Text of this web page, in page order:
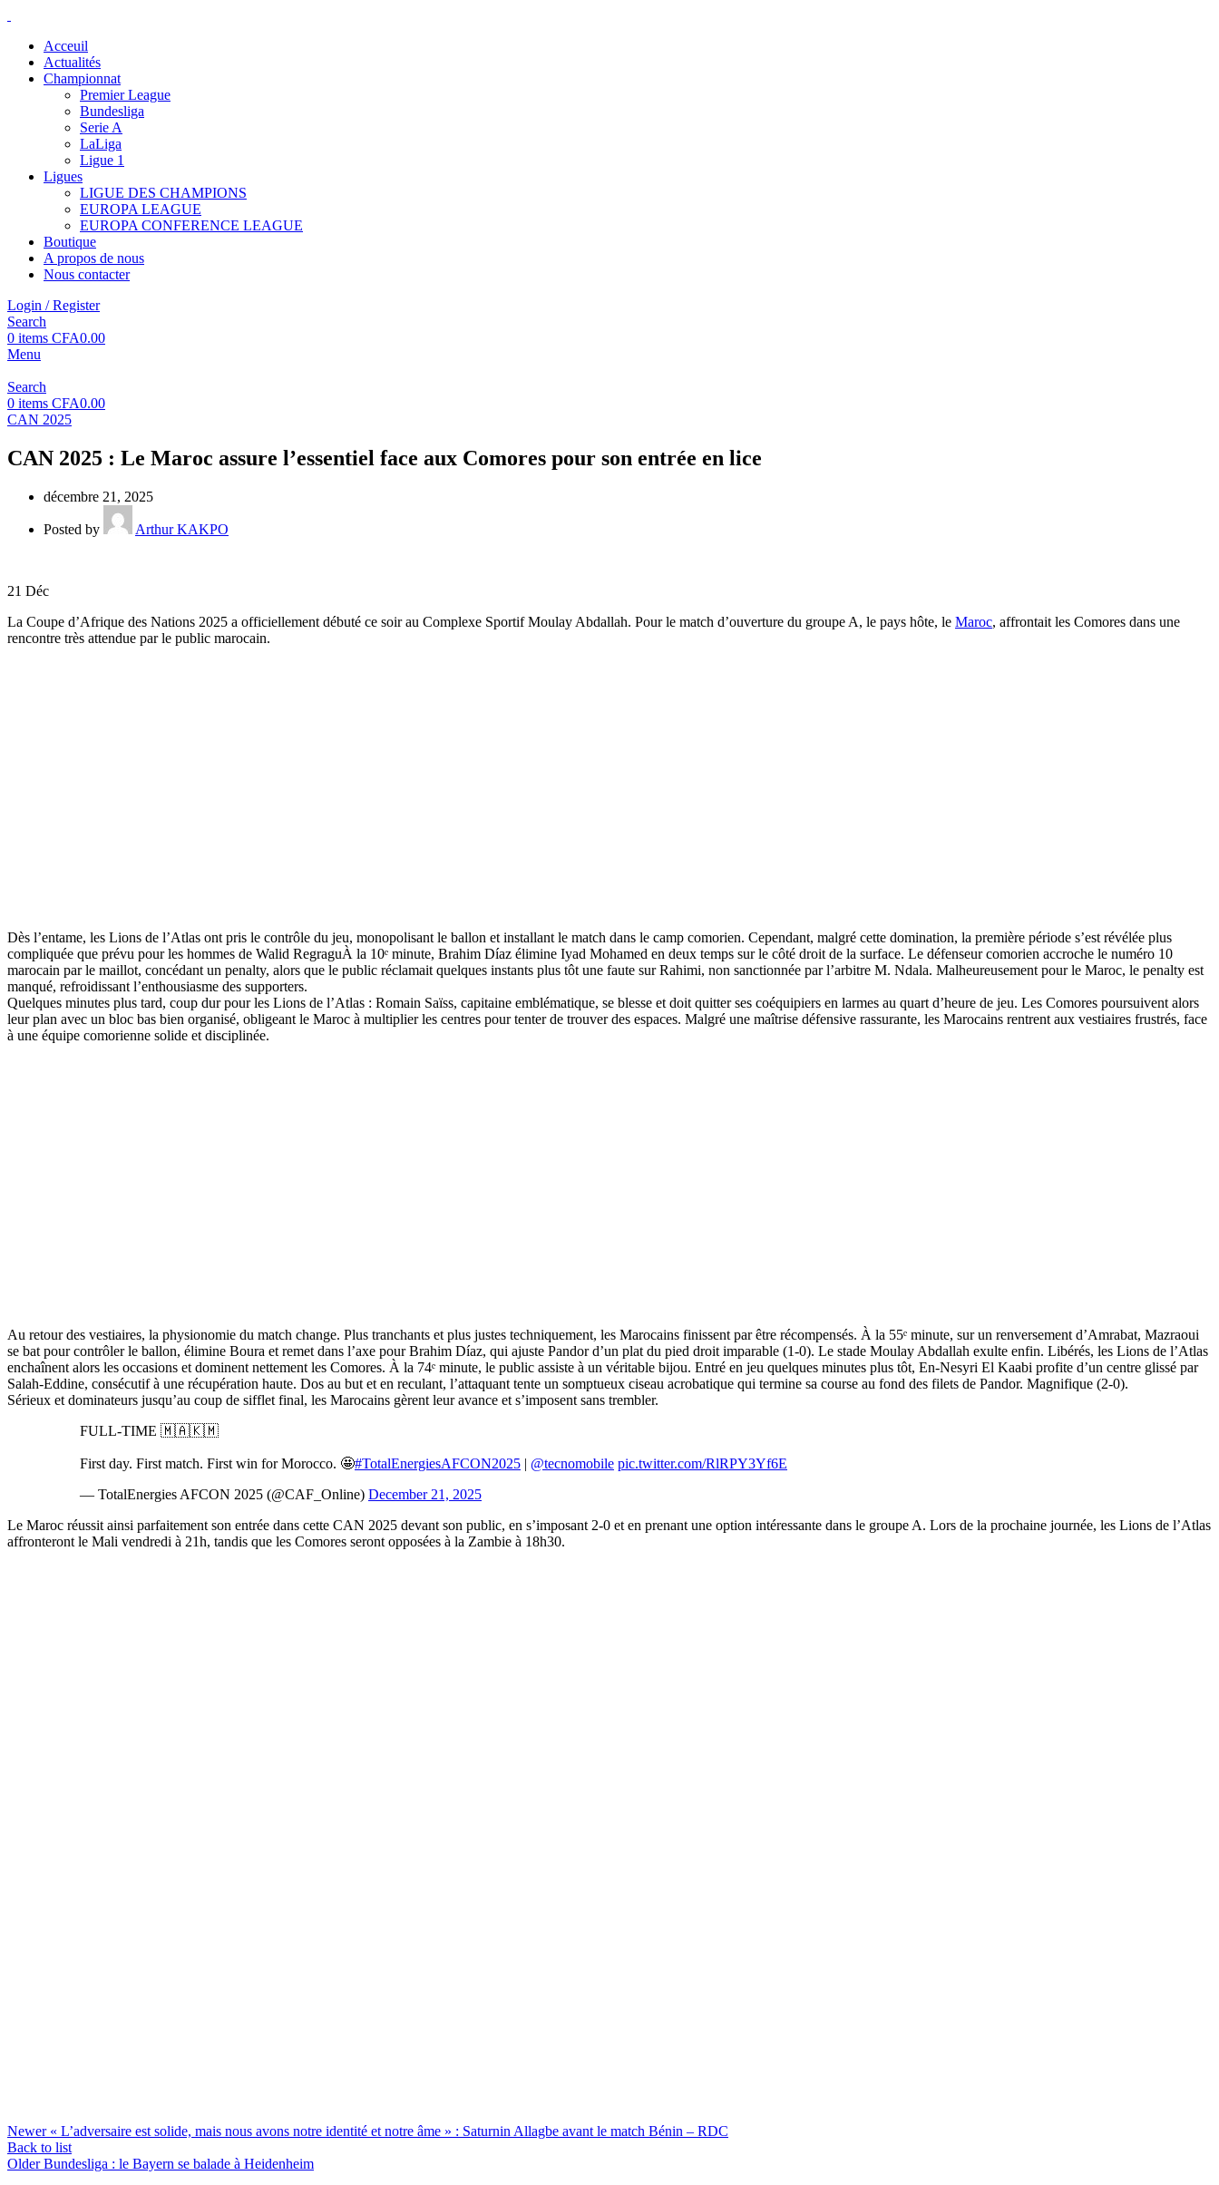
Acceuil
Actualités
Championnat
Premier League
Bundesliga
Serie A
LaLiga
Ligue 1
Ligues
LIGUE DES CHAMPIONS
EUROPA LEAGUE
EUROPA CONFERENCE LEAGUE
Boutique
A propos de nous
Nous contacter
Login / Register
Search
0 items CFA0.00
Menu
Search
0 items CFA0.00
CAN 2025
CAN 2025 : Le Maroc assure l’essentiel face aux Comores pour son entrée en lice
décembre 21, 2025
Posted by Arthur KAKPO
21 Déc
La Coupe d’Afrique des Nations 2025 a officiellement débuté ce soir au Complexe Sportif Moulay Abdallah. Pour le match d’ouverture du groupe A, le pays hôte, le Maroc, affrontait les Comores dans une
rencontre très attendue par le public marocain.
Dès l’entame, les Lions de l’Atlas ont pris le contrôle du jeu, monopolisant le ballon et installant le match dans le camp comorien. Cependant, malgré cette domination, la première période s’est révélée plus
compliquée que prévu pour les hommes de Walid RegraguÀ la 10ᵉ minute, Brahim Díaz élimine Iyad Mohamed en deux temps sur le côté droit de la surface. Le défenseur comorien accroche le numéro 10
marocain par le maillot, concédant un penalty, alors que le public réclamait quelques instants plus tôt une faute sur Rahimi, non sanctionnée par l’arbitre M. Ndala. Malheureusement pour le Maroc, le penalty est
manqué, refroidissant l’enthousiasme des supporters.
Quelques minutes plus tard, coup dur pour les Lions de l’Atlas : Romain Saïss, capitaine emblématique, se blesse et doit quitter ses coéquipiers en larmes au quart d’heure de jeu. Les Comores poursuivent alors
leur plan avec un bloc bas bien organisé, obligeant le Maroc à multiplier les centres pour tenter de trouver des espaces. Malgré une maîtrise défensive rassurante, les Marocains rentrent aux vestiaires frustrés, face
à une équipe comorienne solide et disciplinée.
Au retour des vestiaires, la physionomie du match change. Plus tranchants et plus justes techniquement, les Marocains finissent par être récompensés. À la 55ᵉ minute, sur un renversement d’Amrabat, Mazraoui
se bat pour contrôler le ballon, élimine Boura et remet dans l’axe pour Brahim Díaz, qui ajuste Pandor d’un plat du pied droit imparable (1-0). Le stade Moulay Abdallah exulte enfin. Libérés, les Lions de l’Atlas
enchaînent alors les occasions et dominent nettement les Comores. À la 74ᵉ minute, le public assiste à un véritable bijou. Entré en jeu quelques minutes plus tôt, En-Nesyri El Kaabi profite d’un centre glissé par
Salah-Eddine, consécutif à une récupération haute. Dos au but et en reculant, l’attaquant tente un somptueux ciseau acrobatique qui termine sa course au fond des filets de Pandor. Magnifique (2-0).
Sérieux et dominateurs jusqu’au coup de sifflet final, les Marocains gèrent leur avance et s’imposent sans trembler.
FULL-TIME 🇲🇦🇰🇲
First day. First match. First win for Morocco. 🤩#TotalEnergiesAFCON2025 | @tecnomobile pic.twitter.com/RlRPY3Yf6E
— TotalEnergies AFCON 2025 (@CAF_Online) December 21, 2025
Le Maroc réussit ainsi parfaitement son entrée dans cette CAN 2025 devant son public, en s’imposant 2-0 et en prenant une option intéressante dans le groupe A. Lors de la prochaine journée, les Lions de l’Atlas
affronteront le Mali vendredi à 21h, tandis que les Comores seront opposées à la Zambie à 18h30.
Newer « L’adversaire est solide, mais nous avons notre identité et notre âme » : Saturnin Allagbe avant le match Bénin – RDC
Back to list
Older Bundesliga : le Bayern se balade à Heidenheim